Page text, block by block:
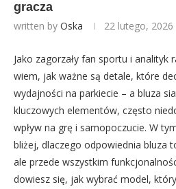
gracza
written by Oska 22 lutego, 2026
Jako zagorzały fan sportu i analityk
wiem, jak ważne są detale, które
wydajności na parkiecie – a bluza
kluczowych elementów, często
wpływ na grę i samopoczucie. W
bliżej, dlaczego odpowiednia bluza
ale przede wszystkim
dowiesz się, jak wybrać model,